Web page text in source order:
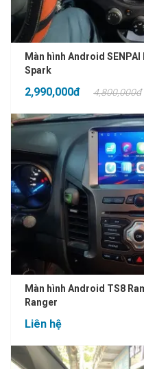
Màn hình Android
Spark
2,990,000đ 4,800,000đ
Màn hình Android TS8
Ranger
Liên hệ